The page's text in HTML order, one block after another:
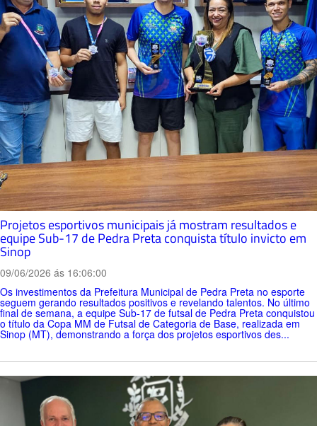
Projetos esportivos municipais já mostram resultados e
equipe Sub-17 de Pedra Preta conquista título invicto em
Sinop
09/06/2026 ás 16:06:00
Os investimentos da Prefeitura Municipal de Pedra Preta no esporte
seguem gerando resultados positivos e revelando talentos. No último
final de semana, a equipe Sub-17 de futsal de Pedra Preta conquistou
o título da Copa MM de Futsal de Categoria de Base, realizada em
Sinop (MT), demonstrando a força dos projetos esportivos des...